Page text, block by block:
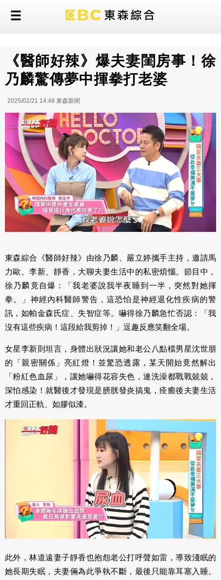
《醫師好辣》爆夫妻閨房事！徐
乃麟驚傳夢中揮拳打老婆
2025/02/21 14:48 東森新聞
東森綜合《醫師好辣》由徐乃麟、嚴立婷攜手主持，邀請馬
力歐、李新、靜香，大聊夫妻生活中的私密煩惱。節目中，
徐乃麟竟自爆：「我老婆說我半夜睡到一半，突然對她揮
拳。」神經內科醫師警告，這恐怕是神經退化性疾病的警
訊，如帕金森氏症、失智症等。嚇得徐乃麟急忙否認：「我
沒有這些疾病！這段給我剪掉！」逗趣反應笑翻全場。
女星李新則坦言，身體出狀況讓她和老公八點檔男星沈世朋
的「親密關係」亮紅燈！並驚恐透露，某天開始竟然解出
「粉紅色血尿」，讓她嚇得花容失色，連洗澡都戰戰兢兢，
深怕感染！就醫後才發現是膀胱發炎搞鬼，痊癒後夫妻生活
才重回正軌、如膠似漆。
此外，林道遠妻子靜香也抱怨老公打呼聲如雷，導致淺眠的
她長期失眠，夫妻倆為此爭執不斷，最後只能靠耳塞入睡。